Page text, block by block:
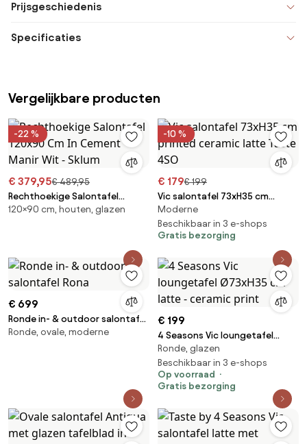
Prijsgeschiedenis
Specificaties
Vergelijkbare producten
-22 %
€ 379,95€ 489,95
Rechthoekige Salontafel
120x90 Cm In Cement Manir
120×90 cm, houten, glazen
-10 %
€ 179€ 199
Vic salontafel 73xH35 cm
printed ceramic latte Taste
4SO
Moderne
Beschikbaar in 3 e-shops
Gratis bezorging
€ 699
Ronde in- & outdoor salontafel
Rona
Ronde, ovale, moderne
€ 199
4 Seasons Vic loungetafel
Ø73xH35 cm latte - ceramic
print
Ronde, glazen
Beschikbaar in 3 e-shops
Op voorraad
Gratis bezorging